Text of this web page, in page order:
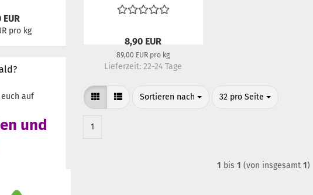
8,90 EUR
89,00 EUR pro kg
Lieferzeit:22-24 Tage
Sortieren nach
Sortieren nach 32 pro Seite
pro Seite
1
1 bis1 (von insgesamt1)
EUR
pro kg
auf
und